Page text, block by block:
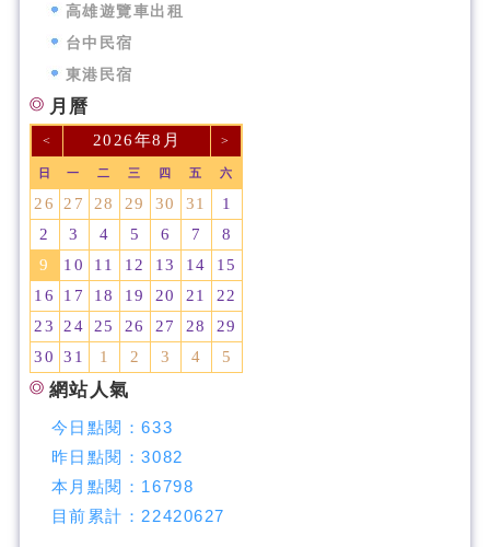
高雄遊覽車出租
台中民宿
東港民宿
月曆
< 2026年8月 >
日 一 二 三 四 五 六
26 27 28 29 30 31
1
2
3 4 5 6 7
8
9
10 11 12 13 14
15
16
17 18 19 20 21
22
23
24 25 26 27 28
29
30
31 1 2 3 4 5
網站人氣
今日點閱：633
昨日點閱：3082
本月點閱： 16798
目前累計： 22420627